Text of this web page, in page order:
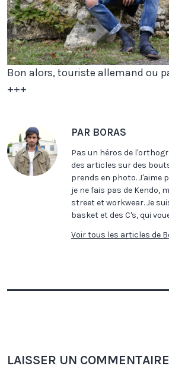
Bon alors, touriste allemand ou
+++
PAR BORAS
Pas un héros de
des articles sur des
prends en photo. J'aime
je ne fais pas de Kendo,
street et workwear. Je
basket et des C's, qui
Voir tous les articles de
LAISSER UN COMMENTAIRE